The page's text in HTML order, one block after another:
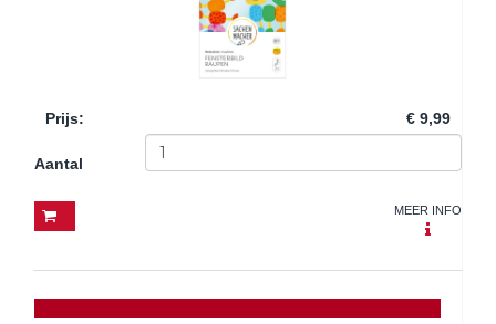
Prijs: € 9,99
Aantal
MEER INFO